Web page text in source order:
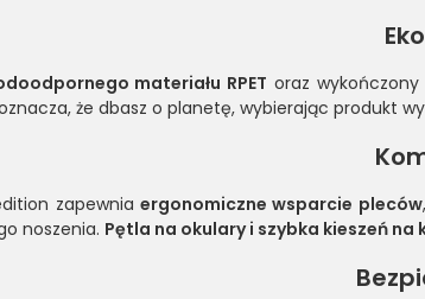
materiału RPET oraz
że dbasz o planetę, wybierając produkt
zapewnia ergonomiczne wsparcie pleców,
noszenia. Pętla na okulary i szybka kieszeń na